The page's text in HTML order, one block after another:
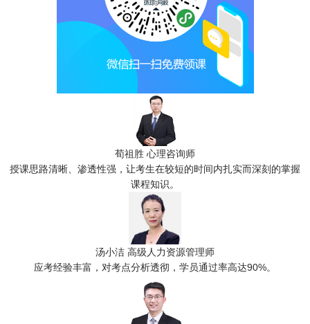
荀祖胜 心理咨询师
授课思路清晰、渗透性强，让考生在较短的时间内扎实而深刻的掌握
课程知识。
汤小洁 高级人力资源管理师
应考经验丰富，对考点分析透彻，学员通过率高达90%。